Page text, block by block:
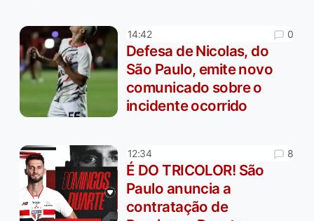
14:42 0
Defesa de Nicolas, do
São Paulo, emite novo
comunicado sobre o
incidente ocorrido
12:34 8
É DO TRICOLOR! São
Paulo anuncia a
contratação de